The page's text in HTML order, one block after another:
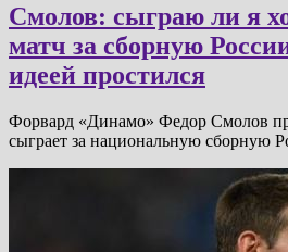
Смолов: сыграю ли я
матч за сборную
идеей простился
Форвард «Динамо» Федор Смолов
сыграет за национальную сборную